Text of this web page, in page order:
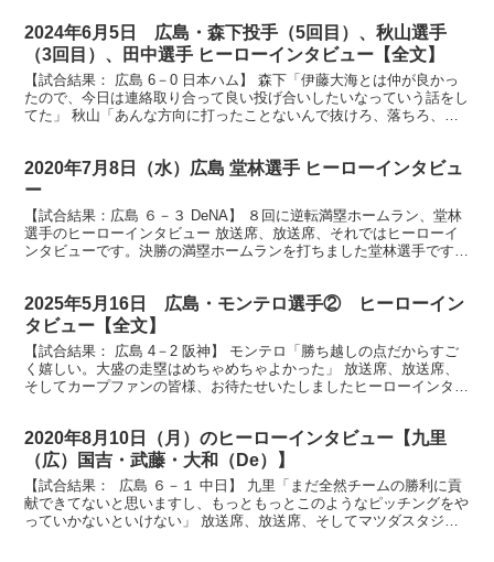
2024年6月5日 広島・森下投手（5回目）、秋山選手
（3回目）、田中選手 ヒーローインタビュー【全文】
【試合結果： 広島 6－0 日本ハム】 森下「伊藤大海とは仲が良かっ
たので、今日は連絡取り合って良い投げ合いしたいなっていう話をし
てた」 秋山「あんな方向に打ったことないんで抜けろ、落ちろ、そ
2020年7月8日（水）広島 堂林選手 ヒーローインタビュ
ー
【試合結果：広島 ６－３ DeNA】 ８回に逆転満塁ホームラン、堂林
選手のヒーローインタビュー 放送席、放送席、それではヒーローイ
ンタビューです。決勝の満塁ホームランを打ちました堂林選手です。
2025年5月16日 広島・モンテロ選手② ヒーローイン
タビュー【全文】
【試合結果： 広島 4－2 阪神】 モンテロ「勝ち越しの点だからすご
く嬉しい。大盛の走塁はめちゃめちゃよかった」 放送席、放送席、
そしてカープファンの皆様、お待たせいたしましたヒーローインタビ
2020年8月10日（月）のヒーローインタビュー【九里
（広）国吉・武藤・大和（De）】
【試合結果： 広島 ６－１ 中日】 九里「まだ全然チームの勝利に貢
献できてないと思いますし、もっともっとこのようなピッチングをや
っていかないといけない」 放送席、放送席、そしてマツダスタジア